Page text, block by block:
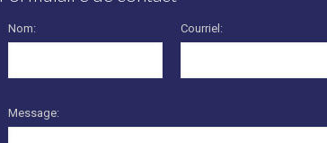
Nom: Courriel:
Message: